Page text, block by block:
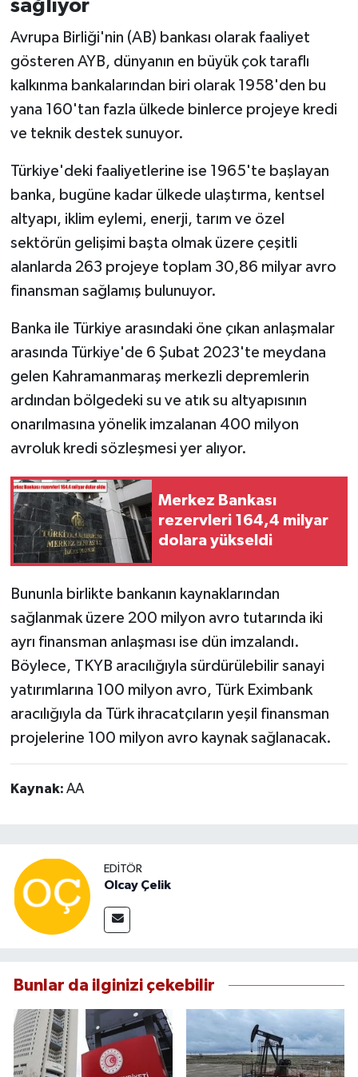
sağlıyor
Avrupa Birliği'nin (AB) bankası olarak faaliyet
gösteren AYB, dünyanın en büyük çok taraflı
kalkınma bankalarından biri olarak 1958'den bu
yana 160'tan fazla ülkede binlerce projeye kredi
ve teknik destek sunuyor.
Türkiye'deki faaliyetlerine ise 1965'te başlayan
banka, bugüne kadar ülkede ulaştırma, kentsel
altyapı, iklim eylemi, enerji, tarım ve özel
sektörün gelişimi başta olmak üzere çeşitli
alanlarda 263 projeye toplam 30,86 milyar avro
finansman sağlamış bulunuyor.
Banka ile Türkiye arasındaki öne çıkan anlaşmalar
arasında Türkiye'de 6 Şubat 2023'te meydana
gelen Kahramanmaraş merkezli depremlerin
ardından bölgedeki su ve atık su altyapısının
onarılmasına yönelik imzalanan 400 milyon
avroluk kredi sözleşmesi yer alıyor.
Merkez Bankası
rezervleri 164,4 milyar
dolara yükseldi
Bununla birlikte bankanın kaynaklarından
sağlanmak üzere 200 milyon avro tutarında iki
ayrı finansman anlaşması ise dün imzalandı.
Böylece, TKYB aracılığıyla sürdürülebilir sanayi
yatırımlarına 100 milyon avro, Türk Eximbank
aracılığıyla da Türk ihracatçıların yeşil finansman
projelerine 100 milyon avro kaynak sağlanacak.
Kaynak: AA
EDITÖR
Olcay Çelik
Bunlar da ilginizi çekebilir